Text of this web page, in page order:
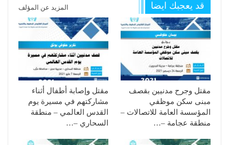
قد يعجبك ايضا المزيد عن المؤلف
مقتل وجرح مدنيين بقصف
مبنى سكن موظفي
المؤسسة العامة للاتصالات –
منطقة عجامة –…
مقتل وإصابة أطفال أثناء
مشاركتهم في مسيرة يوم
القدس العالمي – منطقة
السحاري –…